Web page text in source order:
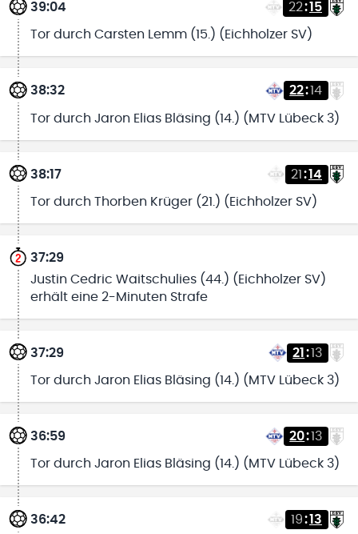
39:04 22:15
Tor durch Carsten Lemm (15.) (Eichholzer SV)
38:32 22:14
Tor durch Jaron Elias Bläsing (14.) (MTV Lübeck 3)
38:17 21 :14
Tor durch Thorben Krüger (21.) (Eichholzer SV)
37:29
Justin Cedric Waitschulies (44.) (Eichholzer SV)
erhält eine 2-Minuten Strafe
37:29 21 :13
Tor durch Jaron Elias Bläsing (14.) (MTV Lübeck 3)
36:59 20:13
Tor durch Jaron Elias Bläsing (14.) (MTV Lübeck 3)
36:42 19:13